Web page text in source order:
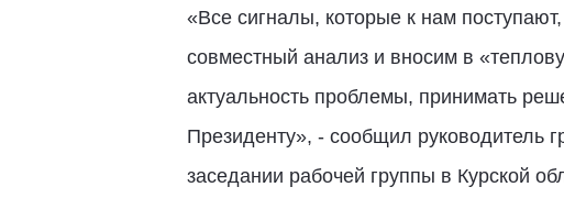
«Все сигналы, которые к нам
совместный анализ и вносим в
актуальность проблемы, принимать
Президенту», - сообщил руководитель
заседании рабочей группы в Курской